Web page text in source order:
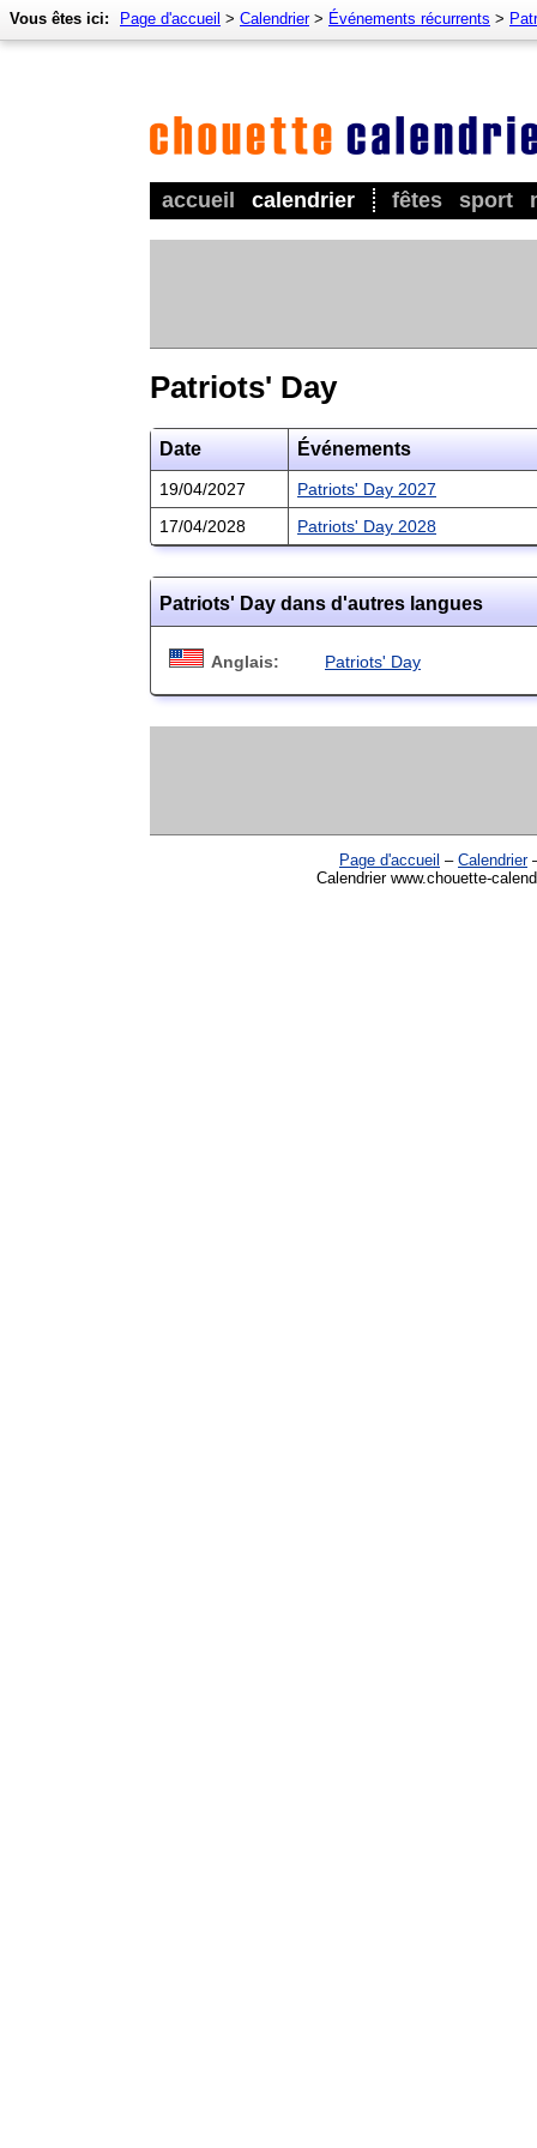
accueil calendrier fêtes sport
Vous êtes ici: Page d'accueil > Calendrier> Événements récurrents >
Patriots' Day
Date Événements
19/04/2027
Patriots' Day 2027
17/04/2028
Patriots' Day 2028
Patriots' Day dans d'autres langues
Anglais: Patriots' Day
Page d'accueil – Calendrier
Calendrier www.chouette-